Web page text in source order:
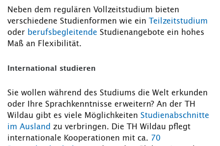
Neben dem regulären Vollzeitstudium bieten
verschiedene Studienformen wie ein Teilzeitstudium
oder berufsbegleitende Studienangebote ein hohes
Maß an Flexibilität.
International studieren
Sie wollen während des Studiums die Welt erkunden
oder Ihre Sprachkenntnisse erweitern? An der TH
Wildau gibt es viele Möglichkeiten Studienabschnitte
im Ausland zu verbringen. Die TH Wildau pflegt
internationale Kooperationen mit ca. 70